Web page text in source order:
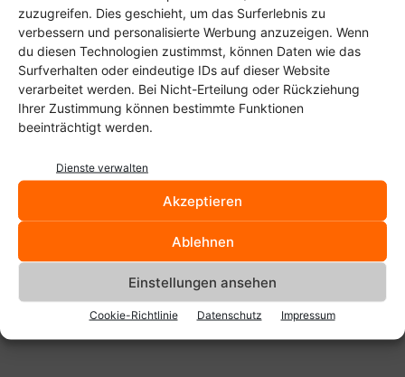
zuzugreifen. Dies geschieht, um das Surferlebnis zu
verbessern und personalisierte Werbung anzuzeigen. Wenn
du diesen Technologien zustimmst, können Daten wie das
Surfverhalten oder eindeutige IDs auf dieser Website
verarbeitet werden. Bei Nicht-Erteilung oder Rückziehung
Ihrer Zustimmung können bestimmte Funktionen
beeinträchtigt werden.
Dienste verwalten
Akzeptieren
Ablehnen
Einstellungen ansehen
Cookie-Richtlinie Datenschutz Impressum
ROM gingen diese Funktionen komplett verloren. Ärgert
irgendein Detail, so findet sich meist sehr schnell bei
Xposed ein passendes Modul, so dass man sich das
Flashen einer komplett neuen Firmware sparen kann.
Xposed ist ja nicht neu? Welche Module sind den bei euch
aktiv? Bei mir sind es meist Greenify, RootCloak
und AppOpsXposed.
Anzeige